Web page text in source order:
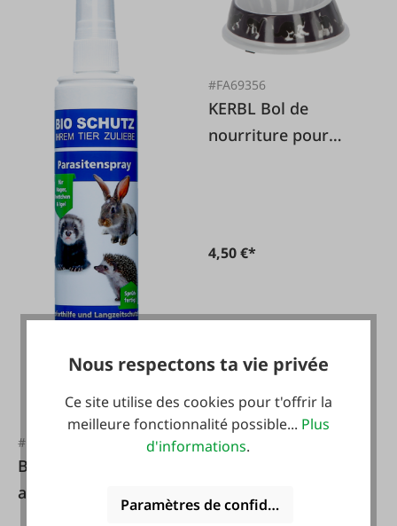
#FA131454
BIO SCHUTZ Spray
anti-parasites pour
#FA69356
KERBL Bol de
nourriture pour
4,50 €*
Nous respectons ta vie privée
Ce site utilise des cookies pour t'offrir la
meilleure fonctionnalité possible... Plus
d'informations.
Paramètres de confidentialité